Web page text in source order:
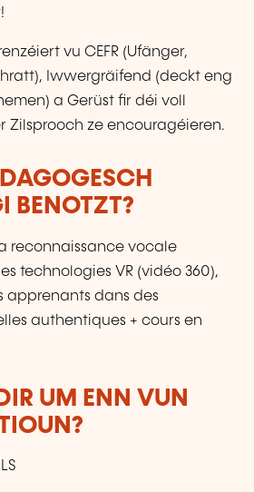
vu CEFR (Ufänger,
Iwwergräifend (deckt eng
a Gerüst fir déi voll
Zilsprooch ze encouragéieren.
BENOTZT?
reconnaissance vocale
technologies VR (vidéo 360),
apprenants dans des
authentiques + cours en
UM ENN VUN